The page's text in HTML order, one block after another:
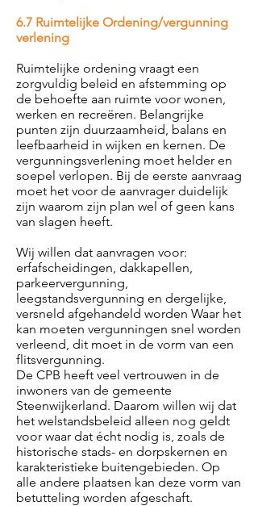
6.7 Ruimtelijke Ordening/vergunning
verlening
Ruimtelijke ordening vraagt een
zorgvuldig beleid en afstemming op
de behoefte aan ruimte voor wonen,
werken en recreëren. Belangrijke
punten zijn duurzaamheid, balans en
leefbaarheid in wijken en kernen. De
vergunningsverlening moet helder en
soepel verlopen. Bij de eerste aanvraag
moet het voor de aanvrager duidelijk
zijn waarom zijn plan wel of geen kans
van slagen heeft.
Wij willen dat aanvragen voor:
erfafscheidingen, dakkapellen,
parkeervergunning,
leegstandsvergunning en dergelijke,
versneld afgehandeld worden Waar het
kan moeten vergunningen snel worden
verleend, dit moet in de vorm van een
flitsvergunning.
De CPB heeft veel vertrouwen in de
inwoners van de gemeente
Steenwijkerland. Daarom willen wij dat
het welstandsbeleid alleen nog geldt
voor waar dat écht nodig is, zoals de
historische stads- en dorpskernen en
karakteristieke buitengebieden. Op
alle andere plaatsen kan deze vorm van
betutteling worden afgeschaft.